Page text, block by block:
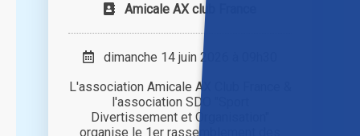
Amicale AX club France
dimanche 14 juin 2026 à 09h30
L'association Amicale AX Club France &
l'association SDO "Sport
Divertissement et Organisation"
organise le 1er rassemblement des